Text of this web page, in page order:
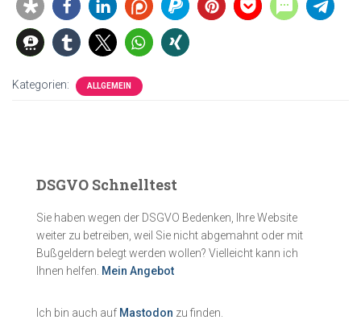
Kategorien: ALLGEMEIN
DSGVO Schnelltest
Sie haben wegen der DSGVO Bedenken, Ihre Website
weiter zu betreiben, weil Sie nicht abgemahnt oder mit
Bußgeldern belegt werden wollen? Vielleicht kann ich
Ihnen helfen. Mein Angebot
Ich bin auch auf Mastodon zu finden.